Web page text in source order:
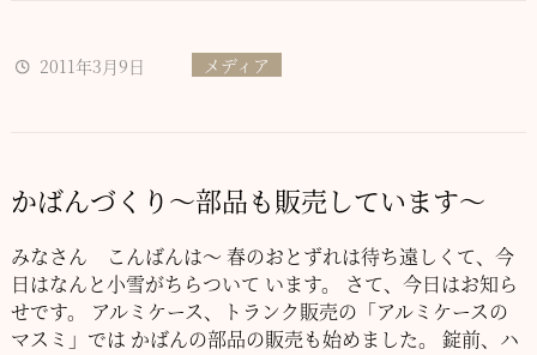
2011年3月9日 メディア
かばんづくり～部品も販売しています～
みなさん こんばんは～ 春のおとずれは待ち遠しくて、今
日はなんと小雪がちらついて います。
さて、今日はお知ら
せです。
アルミケース、トランク販売の「アルミケースの
マスミ」では かばんの部品の販売も始めました。
錠前、ハ